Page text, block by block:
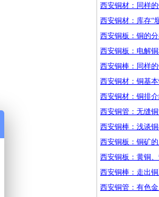
西安铜材：同样
西安铜材：库存“
西安铜板：铜的
西安铜板：电解
西安铜棒：同样
西安铜材：铜基
西安铜材：铜排
西安铜管：无缝
西安铜棒：浅谈
西安铜板：铜矿
西安铜板：黄铜
西安铜棒：走出
西安铜管：有色